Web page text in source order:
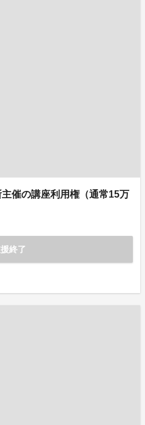
主催の講座利用権（通常15万
終了